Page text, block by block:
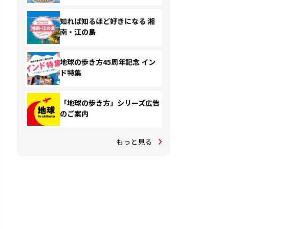
知れば知るほど好きになる 湘
南・江の島
地球の歩き方45周年記念 イン
ド特集
「地球の歩き方」シリーズ広告
のご案内
もっと見る